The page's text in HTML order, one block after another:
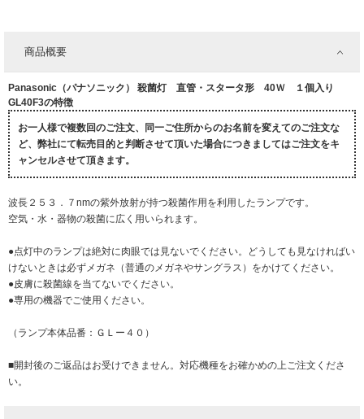
商品概要
Panasonic（パナソニック） 殺菌灯 直管・スタータ形 40Ｗ １個入り
GL40F3の特徴
お一人様で複数回のご注文、同一ご住所からのお名前を変えてのご注文な
ど、弊社にて転売目的と判断させて頂いた場合につきましてはご注文をキ
ャンセルさせて頂きます。
波長２５３．７nmの紫外放射が持つ殺菌作用を利用したランプです。
空気・水・器物の殺菌に広く用いられます。
●点灯中のランプは絶対に肉眼では見ないでください。どうしても見なければい
けないときは必ずメガネ（普通のメガネやサングラス）をかけてください。
●皮膚に殺菌線を当てないでください。
●専用の機器でご使用ください。
（ランプ本体品番：ＧＬー４０）
■開封後のご返品はお受けできません。対応機種をお確かめの上ご注文くださ
い。